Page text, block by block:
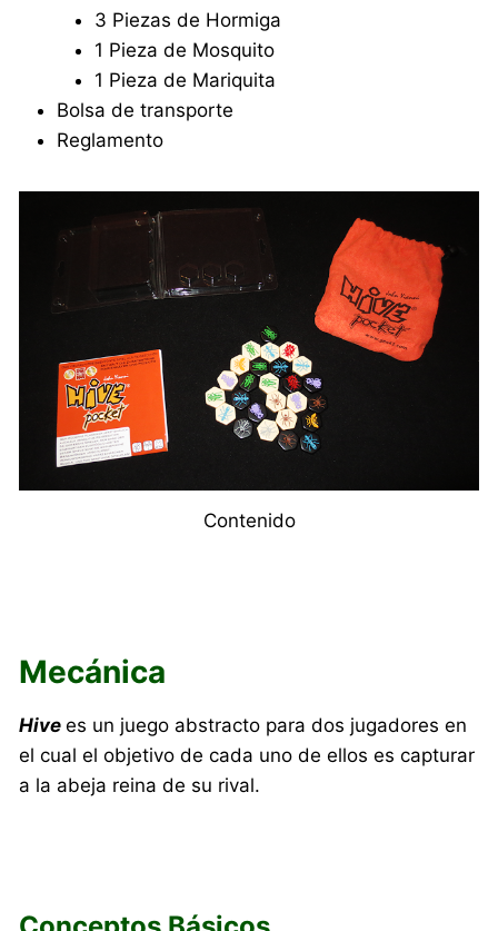
3 Piezas de Hormiga
1 Pieza de Mosquito
1 Pieza de Mariquita
Bolsa de transporte
Reglamento
Contenido
Mecánica
Hivees un juego abstracto para dos jugadores en
el cual el objetivo de cada uno de ellos es capturar
a la abeja reina de su rival.